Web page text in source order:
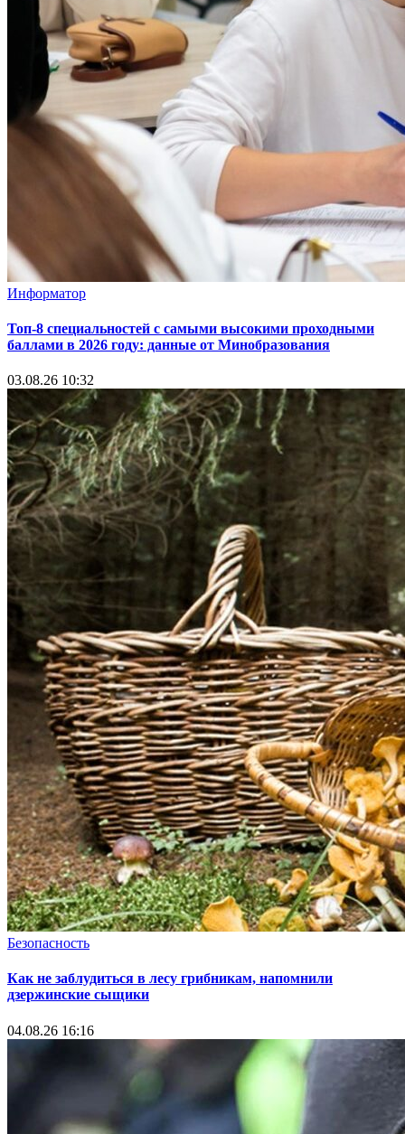
Информатор
Топ-8 специальностей с самыми высокими проходными
баллами в 2026 году: данные от Минобразования
03.08.26 10:32
Безопасность
Как не заблудиться в лесу грибникам, напомнили
дзержинские сыщики
04.08.26 16:16